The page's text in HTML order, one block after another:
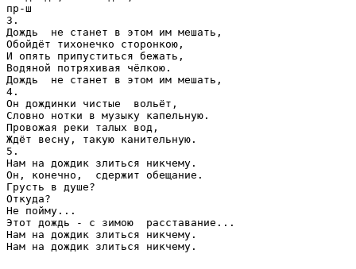
пр-ш
3.
Дождь  не станет в этом им мешать,
Обойдёт тихонечко сторонкою,
И опять припуститься бежать,
Водяной потряхивая чёлкою.
Дождь  не станет в этом им мешать,
4.
Он дождинки чистые  вольёт,
Словно нотки в музыку капельную.
Провожая реки талых вод,
Ждёт весну, такую канительную.
5.
Нам на дождик злиться никчему.
Он, конечно,  сдержит обещание.
Грусть в душе?
Откуда?
Не пойму...
Этот дождь - с зимою  расставание...
Нам на дождик злиться никчему.